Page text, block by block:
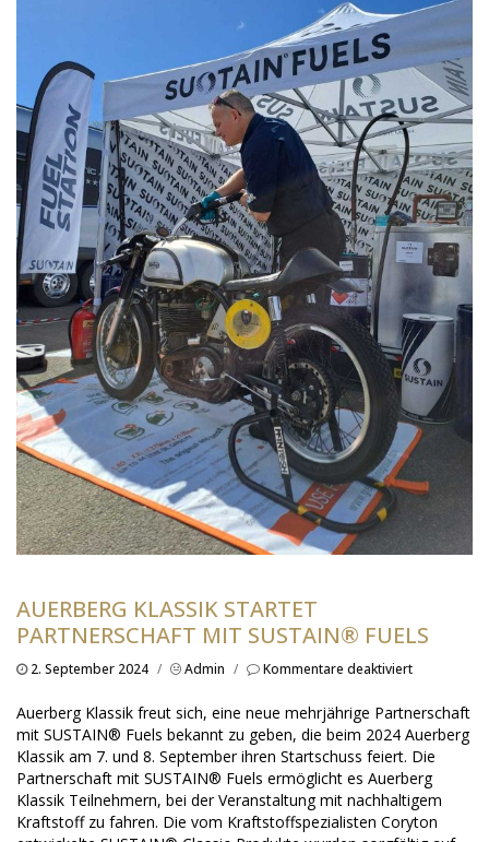
AUERBERG KLASSIK STARTET
PARTNERSCHAFT MIT SUSTAIN® FUELS
2. September 2024 / Admin / Kommentare deaktiviertfür
KLASSIK
startet
mit
SUSTAIN®
Fuels
Auerberg Klassik freut sich, eine neue mehrjährige Partnerschaft
mit SUSTAIN® Fuels bekannt zu geben, die beim 2024 Auerberg
Klassik am 7. und 8. September ihren Startschuss feiert. Die
Partnerschaft mit SUSTAIN® Fuels ermöglicht es Auerberg
Klassik Teilnehmern, bei der Veranstaltung mit nachhaltigem
Kraftstoff zu fahren. Die vom Kraftstoffspezialisten Coryton